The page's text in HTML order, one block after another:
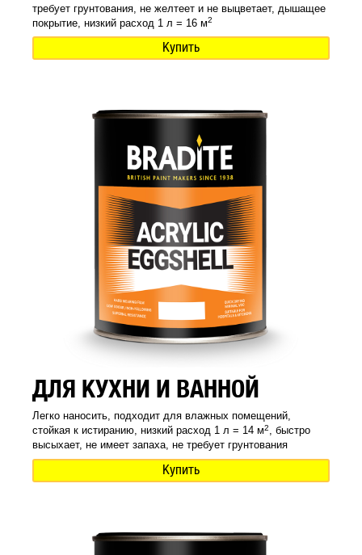
требует грунтования, не желтеет и не выцветает, дышащее
покрытие, низкий расход 1 л = 16 м2
Купить
ДЛЯ КУХНИ И ВАННОЙ
Легко наносить, подходит для влажных помещений,
стойкая к истиранию, низкий расход 1 л = 14 м2, быстро
высыхает, не имеет запаха, не требует грунтования
Купить